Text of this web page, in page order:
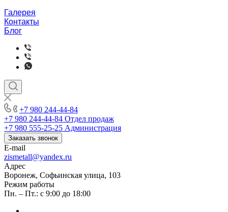
Галерея
Контакты
Блог
+7 980 244-44-84
+7 980 244-44-84 Отдел продаж
+7 980 555-25-25 Администрация
Заказать звонок
E-mail
zismetall@yandex.ru
Адрес
Воронеж, Софьинская улица, 103
Режим работы
Пн. – Пт.: с 9:00 до 18:00